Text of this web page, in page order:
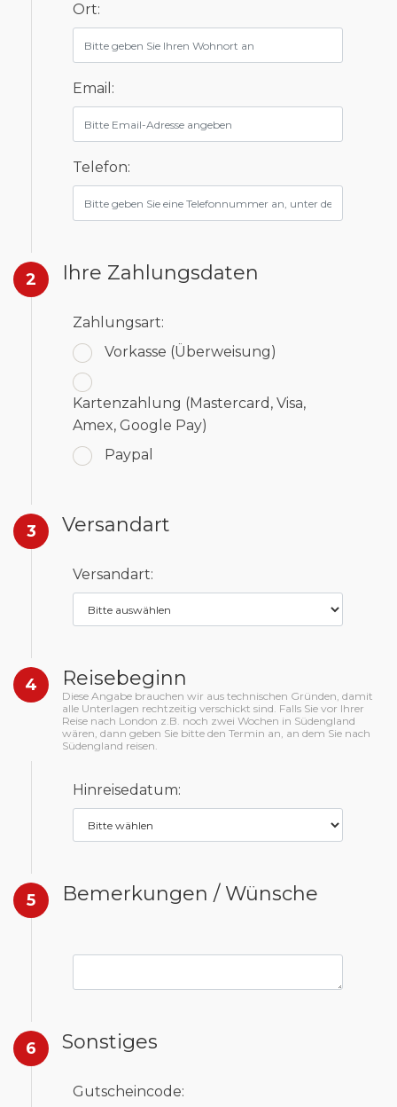
Ort:
Email:
Telefon:
2 Ihre Zahlungsdaten
Zahlungsart:
Vorkasse (Überweisung)
Kartenzahlung (Mastercard, Visa,
Amex, Google Pay)
Paypal
3 Versandart
Versandart:
4 Reisebeginn
Diese Angabe brauchen wir aus technischen Gründen, damit
alle Unterlagen rechtzeitig verschickt sind. Falls Sie vor Ihrer
Reise nach London z.B. noch zwei Wochen in Südengland
wären, dann geben Sie bitte den Termin an, an dem Sie nach
Südengland reisen.
Hinreisedatum:
5 Bemerkungen / Wünsche
6 Sonstiges
Gutscheincode: